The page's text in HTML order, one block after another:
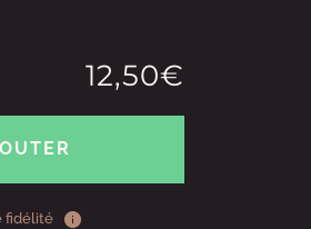
12,50€
fidélité